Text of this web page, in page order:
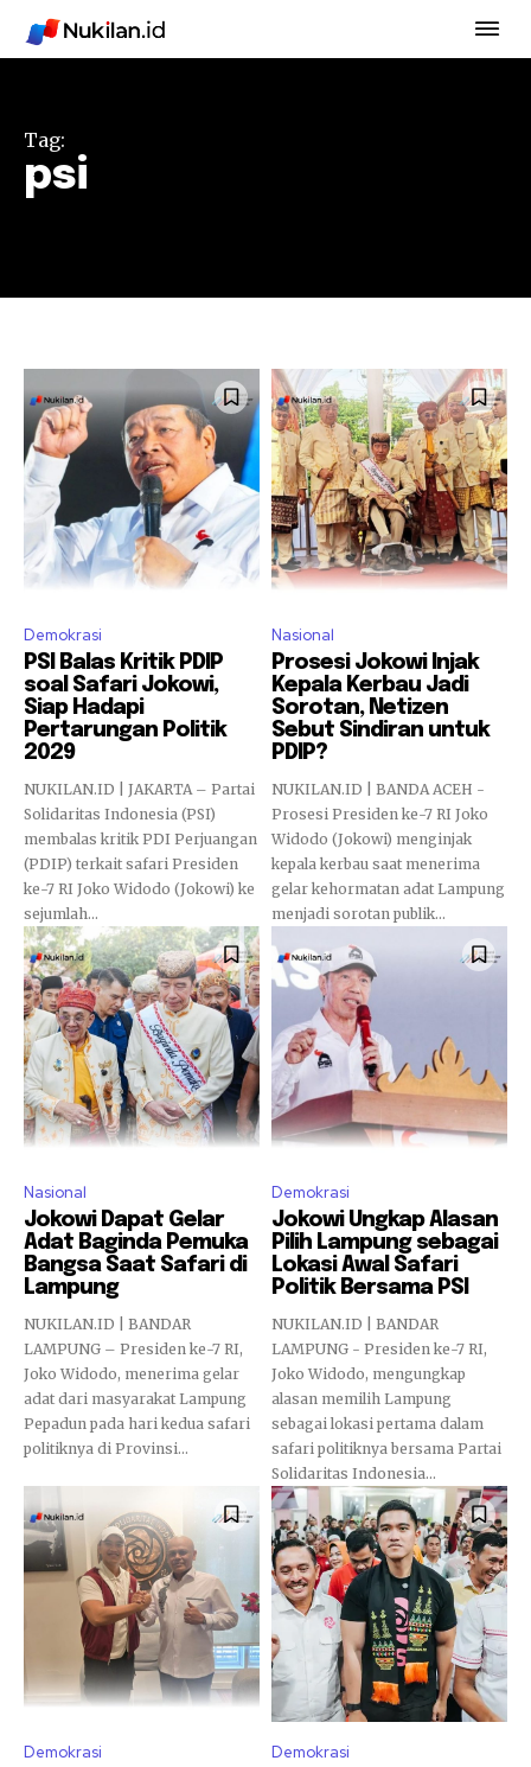
Tag:
psi
Demokrasi
PSI Balas Kritik PDIP
soal Safari Jokowi,
Siap Hadapi
Pertarungan Politik
2029
NUKILAN.ID | JAKARTA – Partai
Solidaritas Indonesia (PSI)
membalas kritik PDI Perjuangan
(PDIP) terkait safari Presiden
ke-7 RI Joko Widodo (Jokowi) ke
sejumlah...
Nasional
Prosesi Jokowi Injak
Kepala Kerbau Jadi
Sorotan, Netizen
Sebut Sindiran untuk
PDIP?
NUKILAN.ID | BANDA ACEH -
Prosesi Presiden ke-7 RI Joko
Widodo (Jokowi) menginjak
kepala kerbau saat menerima
gelar kehormatan adat Lampung
menjadi sorotan publik...
Nasional
Jokowi Dapat Gelar
Adat Baginda Pemuka
Bangsa Saat Safari di
Lampung
NUKILAN.ID | BANDAR
LAMPUNG – Presiden ke-7 RI,
Joko Widodo, menerima gelar
adat dari masyarakat Lampung
Pepadun pada hari kedua safari
politiknya di Provinsi...
Demokrasi
Jokowi Ungkap Alasan
Pilih Lampung sebagai
Lokasi Awal Safari
Politik Bersama PSI
NUKILAN.ID | BANDAR
LAMPUNG - Presiden ke-7 RI,
Joko Widodo, mengungkap
alasan memilih Lampung
sebagai lokasi pertama dalam
safari politiknya bersama Partai
Solidaritas Indonesia...
Demokrasi Demokrasi